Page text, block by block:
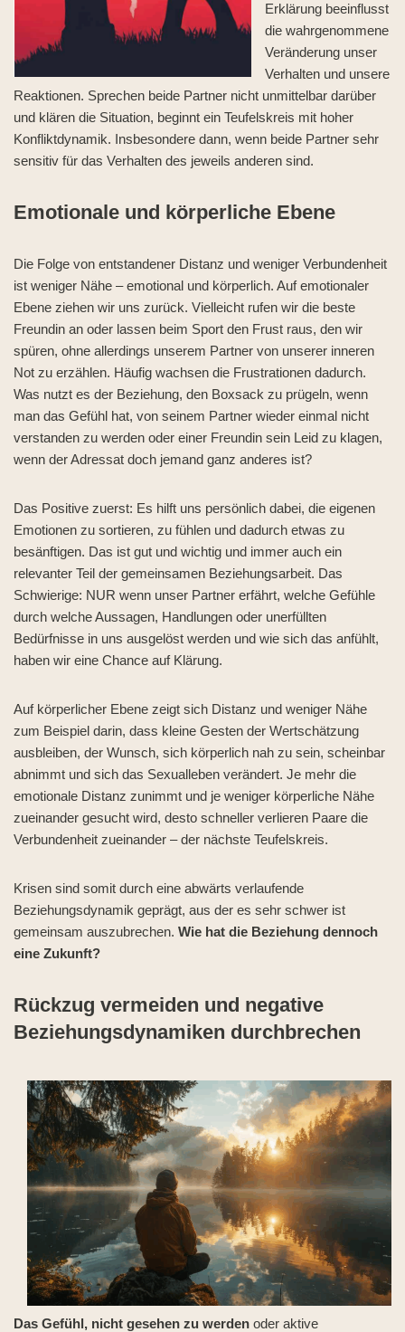
Erklärung beeinflusst
die wahrgenommene
Veränderung unser
Verhalten und unsere
Reaktionen. Sprechen beide Partner nicht unmittelbar darüber
und klären die Situation, beginnt ein Teufelskreis mit hoher
Konfliktdynamik. Insbesondere dann, wenn beide Partner sehr
sensitiv für das Verhalten des jeweils anderen sind.
Emotionale und körperliche Ebene
Die Folge von entstandener Distanz und weniger Verbundenheit
ist weniger Nähe – emotional und körperlich. Auf emotionaler
Ebene ziehen wir uns zurück. Vielleicht rufen wir die beste
Freundin an oder lassen beim Sport den Frust raus, den wir
spüren, ohne allerdings unserem Partner von unserer inneren
Not zu erzählen. Häufig wachsen die Frustrationen dadurch.
Was nutzt es der Beziehung, den Boxsack zu prügeln, wenn
man das Gefühl hat, von seinem Partner wieder einmal nicht
verstanden zu werden oder einer Freundin sein Leid zu klagen,
wenn der Adressat doch jemand ganz anderes ist?
Das Positive zuerst: Es hilft uns persönlich dabei, die eigenen
Emotionen zu sortieren, zu fühlen und dadurch etwas zu
besänftigen. Das ist gut und wichtig und immer auch ein
relevanter Teil der gemeinsamen Beziehungsarbeit. Das
Schwierige: NUR wenn unser Partner erfährt, welche Gefühle
durch welche Aussagen, Handlungen oder unerfüllten
Bedürfnisse in uns ausgelöst werden und wie sich das anfühlt,
haben wir eine Chance auf Klärung.
Auf körperlicher Ebene zeigt sich Distanz und weniger Nähe
zum Beispiel darin, dass kleine Gesten der Wertschätzung
ausbleiben, der Wunsch, sich körperlich nah zu sein, scheinbar
abnimmt und sich das Sexualleben verändert. Je mehr die
emotionale Distanz zunimmt und je weniger körperliche Nähe
zueinander gesucht wird, desto schneller verlieren Paare die
Verbundenheit zueinander – der nächste Teufelskreis.
Krisen sind somit durch eine abwärts verlaufende
Beziehungsdynamik geprägt, aus der es sehr schwer ist
gemeinsam auszubrechen. Wie hat die Beziehung dennoch
eine Zukunft?
Rückzug vermeiden und negative
Beziehungsdynamiken durchbrechen
Das Gefühl, nicht gesehen zu werden oder aktive